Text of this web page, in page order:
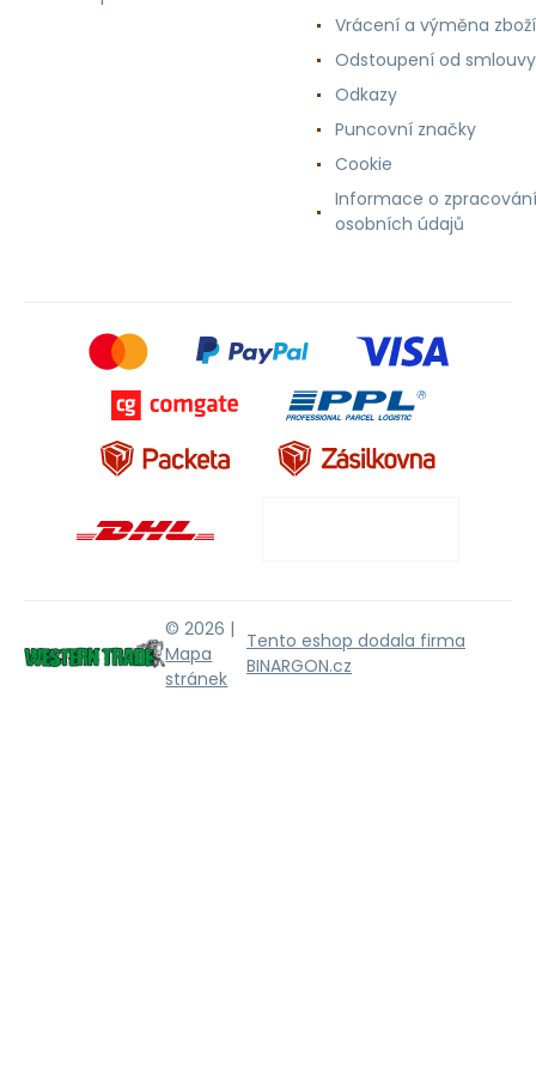
Vrácení a výměna zboží
Odstoupení od smlouvy
Odkazy
Puncovní značky
Cookie
Informace o zpracování
osobních údajů
© 2026 |
Mapa
stránek
Tento eshop dodala firma
BINARGON.cz